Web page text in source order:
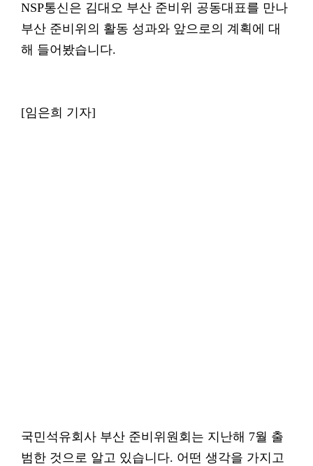
NSP통신은 김대오 부산 준비위 공동대표를 만나
부산 준비위의 활동 성과와 앞으로의 계획에 대
해 들어봤습니다.
[임은희 기자]
국민석유회사 부산 준비위원회는 지난해 7월 출
범한 것으로 알고 있습니다. 어떤 생각을 가지고